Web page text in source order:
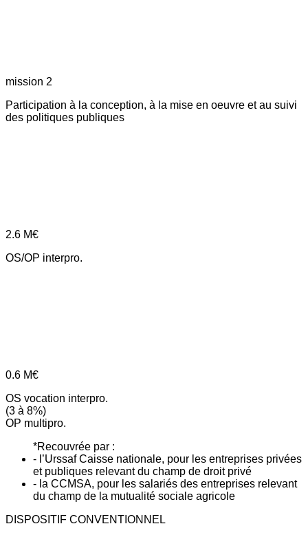
mission 2
Participation à la conception, à la mise en oeuvre et au suivi
des politiques publiques
2.6 M€
OS/OP interpro.
0.6 M€
OS vocation interpro.
(3 à 8%)
OP multipro.
*Recouvrée par :
- l’Urssaf Caisse nationale, pour les entreprises privées
et publiques relevant du champ de droit privé
- la CCMSA, pour les salariés des entreprises relevant
du champ de la mutualité sociale agricole
DISPOSITIF CONVENTIONNEL